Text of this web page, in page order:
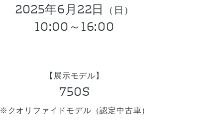
2025年6月22日 （日）
10:00～16:00
【展示モデル】
750S
※クオリファイドモデル（認定中古車）